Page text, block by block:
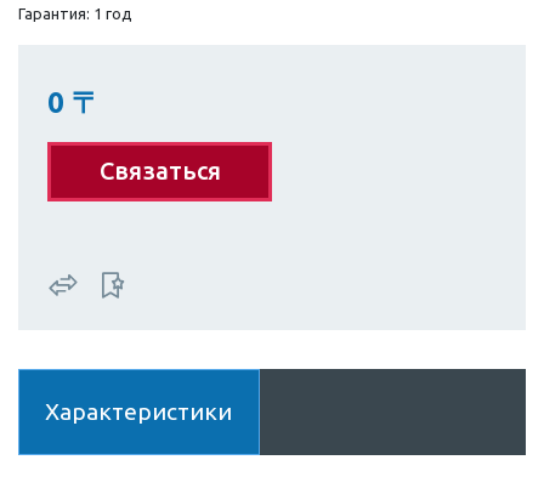
Гарантия: 1 год
0 〒
Связаться
Характеристики